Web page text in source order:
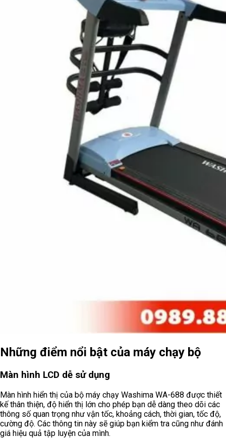
Những điểm nổi bật của máy chạy bộ
Màn hình LCD dễ sử dụng
Màn hình hiển thị của bộ máy chạy Washima WA-688 được thiết
kế thân thiện, độ hiển thị lớn cho phép bạn dễ dàng theo dõi các
thông số quan trọng như vận tốc, khoảng cách, thời gian, tốc độ,
cường độ. Các thông tin này sẽ giúp bạn kiểm tra cũng như đánh
giá hiệu quả tập luyện của mình.